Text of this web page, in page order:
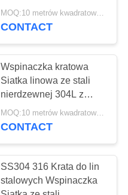
MOQ:10 metrów kwadratowych
CONTACT
Wspinaczka kratowa
Siatka linowa ze stali
nierdzewnej 304L z
okuciem
MOQ:10 metrów kwadratowych
CONTACT
SS304 316 Krata do lin
stalowych Wspinaczka